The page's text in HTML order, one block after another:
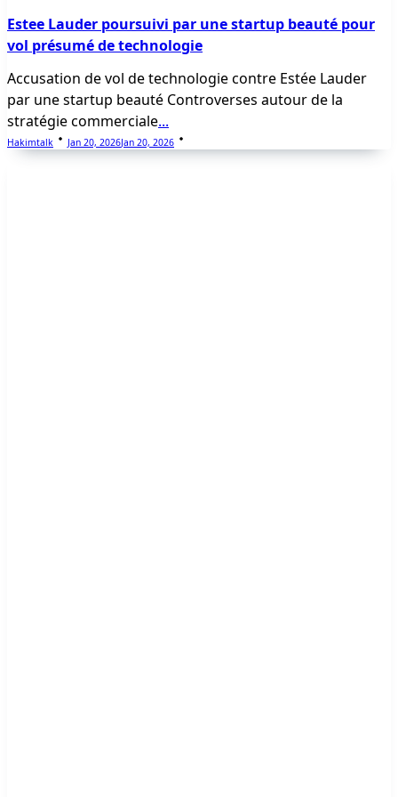
Estee Lauder poursuivi par une startup beauté pour
vol présumé de technologie
Accusation de vol de technologie contre Estée Lauder
par une startup beauté Controverses autour de la
stratégie commerciale...
Hakimtalk Jan 20, 2026Jan 20, 2026